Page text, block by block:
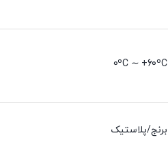
0ºC ∼ +60ºC
برنج/پلاستیک